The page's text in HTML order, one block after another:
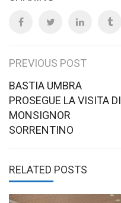
Post
navigation
PREVIOUS POST
BASTIA UMBRA
PROSEGUE LA VISITA DI
MONSIGNOR
SORRENTINO
RELATED POSTS